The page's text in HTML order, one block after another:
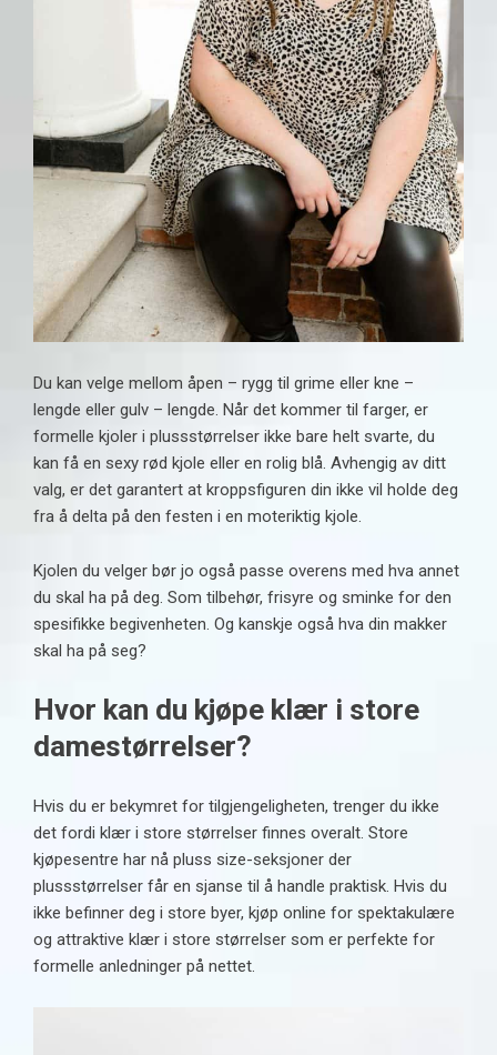
Du kan velge mellom åpen – rygg til grime eller kne –
lengde eller gulv – lengde. Når det kommer til farger, er
formelle kjoler i plussstørrelser ikke bare helt svarte, du
kan få en sexy rød kjole eller en rolig blå. Avhengig av ditt
valg, er det garantert at kroppsfiguren din ikke vil holde deg
fra å delta på den festen i en moteriktig kjole.
Kjolen du velger bør jo også passe overens med hva annet
du skal ha på deg. Som tilbehør, frisyre og sminke for den
spesifikke begivenheten. Og kanskje også hva din makker
skal ha på seg?
Hvor kan du kjøpe klær i store
damestørrelser?
Hvis du er bekymret for tilgjengeligheten, trenger du ikke
det fordi klær i store størrelser finnes overalt. Store
kjøpesentre har nå pluss size-seksjoner der
plussstørrelser får en sjanse til å handle praktisk. Hvis du
ikke befinner deg i store byer, kjøp online for spektakulære
og attraktive klær i store størrelser som er perfekte for
formelle anledninger på nettet.